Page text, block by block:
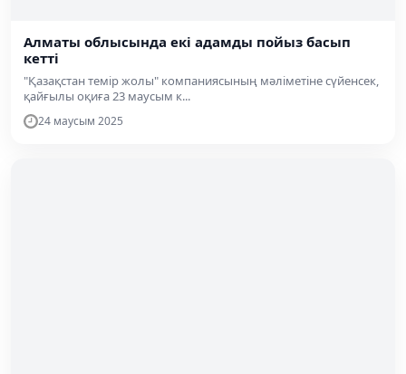
Алматы облысында екі адамды пойыз басып
кетті
"Қазақстан темір жолы" компаниясының мәліметіне сүйенсек,
қайғылы оқиға 23 маусым к...
24 маусым 2025